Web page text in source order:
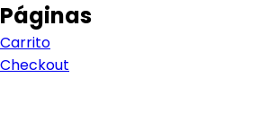
Páginas
Carrito
Checkout